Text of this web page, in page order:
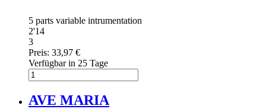
5 parts variable intrumentation
2'14
3
Preis: 33,97 €
Verfügbar in 25 Tage
AVE MARIA